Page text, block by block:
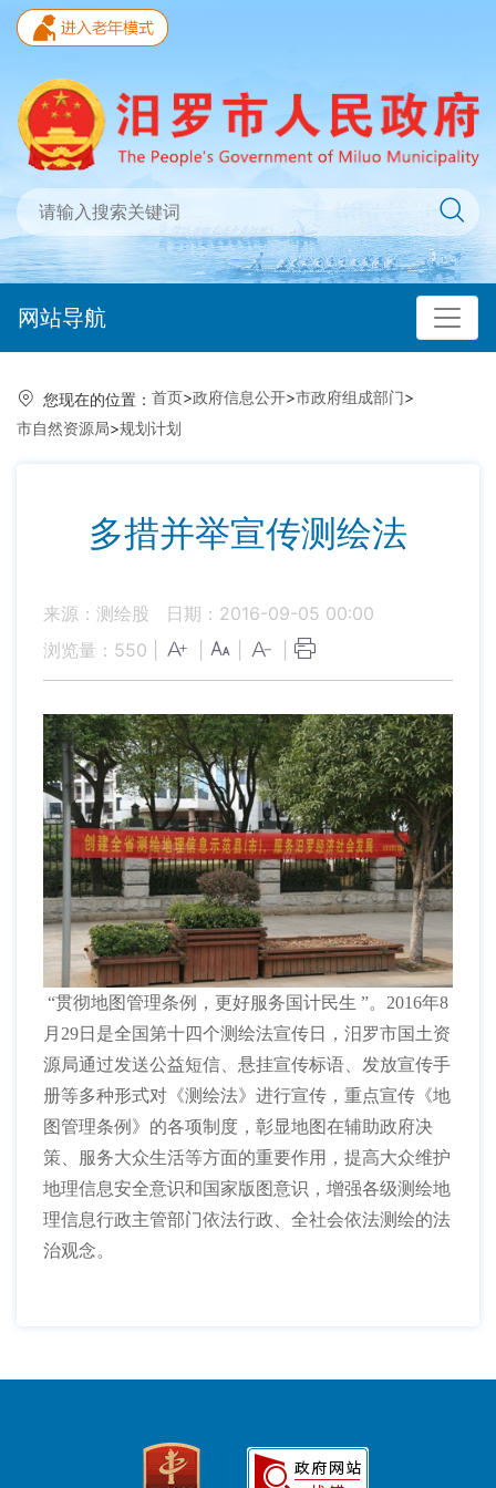
网站导航
您现在的位置： 首页>政府信息公开>市政府组成部门>
市自然资源局>规划计划
多措并举宣传测绘法
来源：测绘股
日期：2016-09-05 00:00
浏览量： 550
“贯彻地图管理条例，更好服务国计民生 ”。 2016年8
月 29日是全国第十四个测绘法宣传日，汨罗市国土资
源局通过发送公益短信、悬挂宣传标语、发放宣传手
册等多种形式对《测绘法》进行宣传， 重点宣传《地
图管理条例》的各项制度，彰显地图在辅助政府决
策、服务大众生活等方面的重要作用，提高大众维护
地理信息安全意识和国家版图意识，增强各级测绘地
理信息行政主管部门依法行政、全社会依法测绘的法
治观念。